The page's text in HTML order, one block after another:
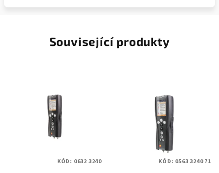
Související produkty
KÓD: 0632 3240 KÓD: 0563 3240 71